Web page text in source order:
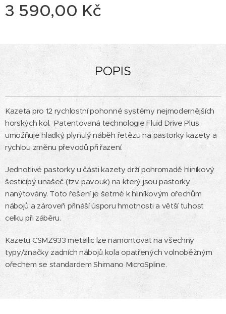
3 590,00 Kč
POPIS
Kazeta pro 12 rychlostní pohonné systémy nejmodernějších
horských kol. Patentovaná technologie Fluid Drive Plus
umožňuje hladký, plynulý náběh řetězu na pastorky kazety a
rychlou změnu převodů při řazení.
Jednotlivé pastorky u části kazety drží pohromadě hliníkový
šesticípý unašeč (tzv. pavouk) na který jsou pastorky
nanýtovány. Toto řešení je šetrné k hliníkovým ořechům
nábojů a zároveň přináší úsporu hmotnosti a větší tuhost
celku při záběru.
Kazetu CSMZ933 metallic lze namontovat na všechny
typy/značky zadních nábojů kola opatřených volnoběžným
ořechem se standardem Shimano MicroSpline.